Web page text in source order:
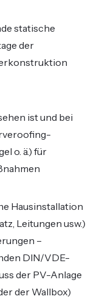
statische
der
ist und bei
o. ä.) für
Hausinstallation
Leitungen usw.)
–
DIN/VDE-
der PV-Anlage
der Wallbox)